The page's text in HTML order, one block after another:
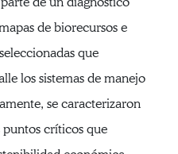
de biorecursos e
que
los sistemas de manejo
se caracterizaron
puntos críticos que